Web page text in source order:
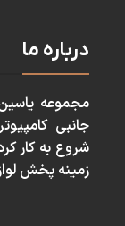
درباره ما
مجموعه
شروع به كار
زمينه پخش